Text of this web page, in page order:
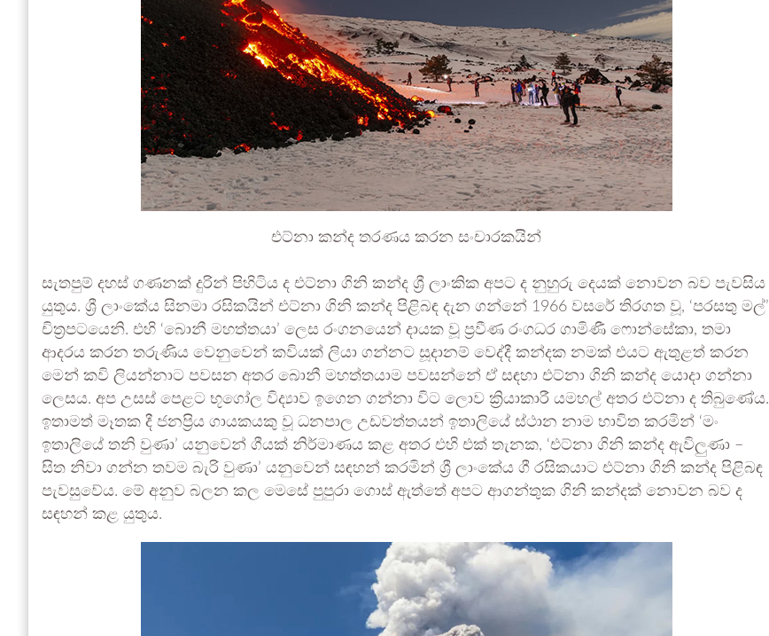
එට්නා කන්ද තරණය කරන සංචාරකයින්
සැතපුම් දහස් ගණනක් දුරින් පිහිටිය ද එට්නා ගිනි කන්ද ශ්‍රී ලාංකික අපට ද නුහුරු දෙයක් නොවන බව පැවසිය
යුතුය. ශ්‍රී ලාංකේය සිනමා රසිකයින් එට්නා ගිනි කන්ද පිළිබඳ දැන ගන්නේ 1966 වසරේ තිරගත වූ, ‘පරසතු මල්’
චිත්‍රපටයෙනි. එහි ‘බොනී මහත්තයා’ ලෙස රංගනයෙන් දායක වූ ප්‍රවීණ රංගධර ගාමිණී ෆොන්සේකා, තමා
ආදරය කරන තරුණිය වෙනුවෙන් කවියක් ලියා ගන්නට සූදානම් වෙද්දී කන්දක නමක් එයට ඇතුළත් කරන
මෙන් කවි ලියන්නාට පවසන අතර බොනී මහත්තයාම පවසන්නේ ඒ සඳහා එට්නා ගිනි කන්ද යොදා ගන්නා
ලෙසය. අප උසස් පෙළට භූගෝල විද්‍යාව ඉගෙන ගන්නා විට ලොව ක්‍රියාකාරී යමහල් අතර එට්නා ද තිබුණේය.
ඉතාමත් මෑතක දී ජනප්‍රිය ගායකයකු වූ ධනපාල උඩවත්තයන් ඉතාලියේ ස්ථාන නාම භාවිත කරමින් ‘මං
ඉතාලියේ තනි වුණා’ යනුවෙන් ගීයක් නිර්මාණය කළ අතර එහි එක් තැනක, ‘එට්නා ගිනි කන්ද ඇවිලුණා –
සිත නිවා ගන්න තවම බැරි වුණා’ යනුවෙන් සඳහන් කරමින් ශ්‍රී ලාංකේය ගී රසිකයාට එට්නා ගිනි කන්ද පිළිබඳ
පැවසුවේය. මේ අනුව බලන කල මෙසේ පුපුරා ගොස් ඇත්තේ අපට ආගන්තුක ගිනි කන්දක් නොවන බව ද
සඳහන් කළ යුතුය.